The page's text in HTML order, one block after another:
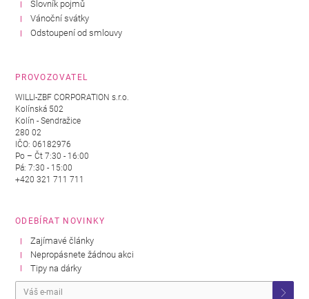
Slovník pojmů
Vánoční svátky
Odstoupení od smlouvy
PROVOZOVATEL
WILLI-ZBF CORPORATION s.r.o.
Kolínská 502
Kolín - Sendražice
280 02
IČO: 06182976
Po – Čt 7:30 - 16:00
Pá: 7:30 - 15:00
+420 321 711 711
ODEBÍRAT NOVINKY
Zajímavé články
Nepropásnete žádnou akci
Tipy na dárky